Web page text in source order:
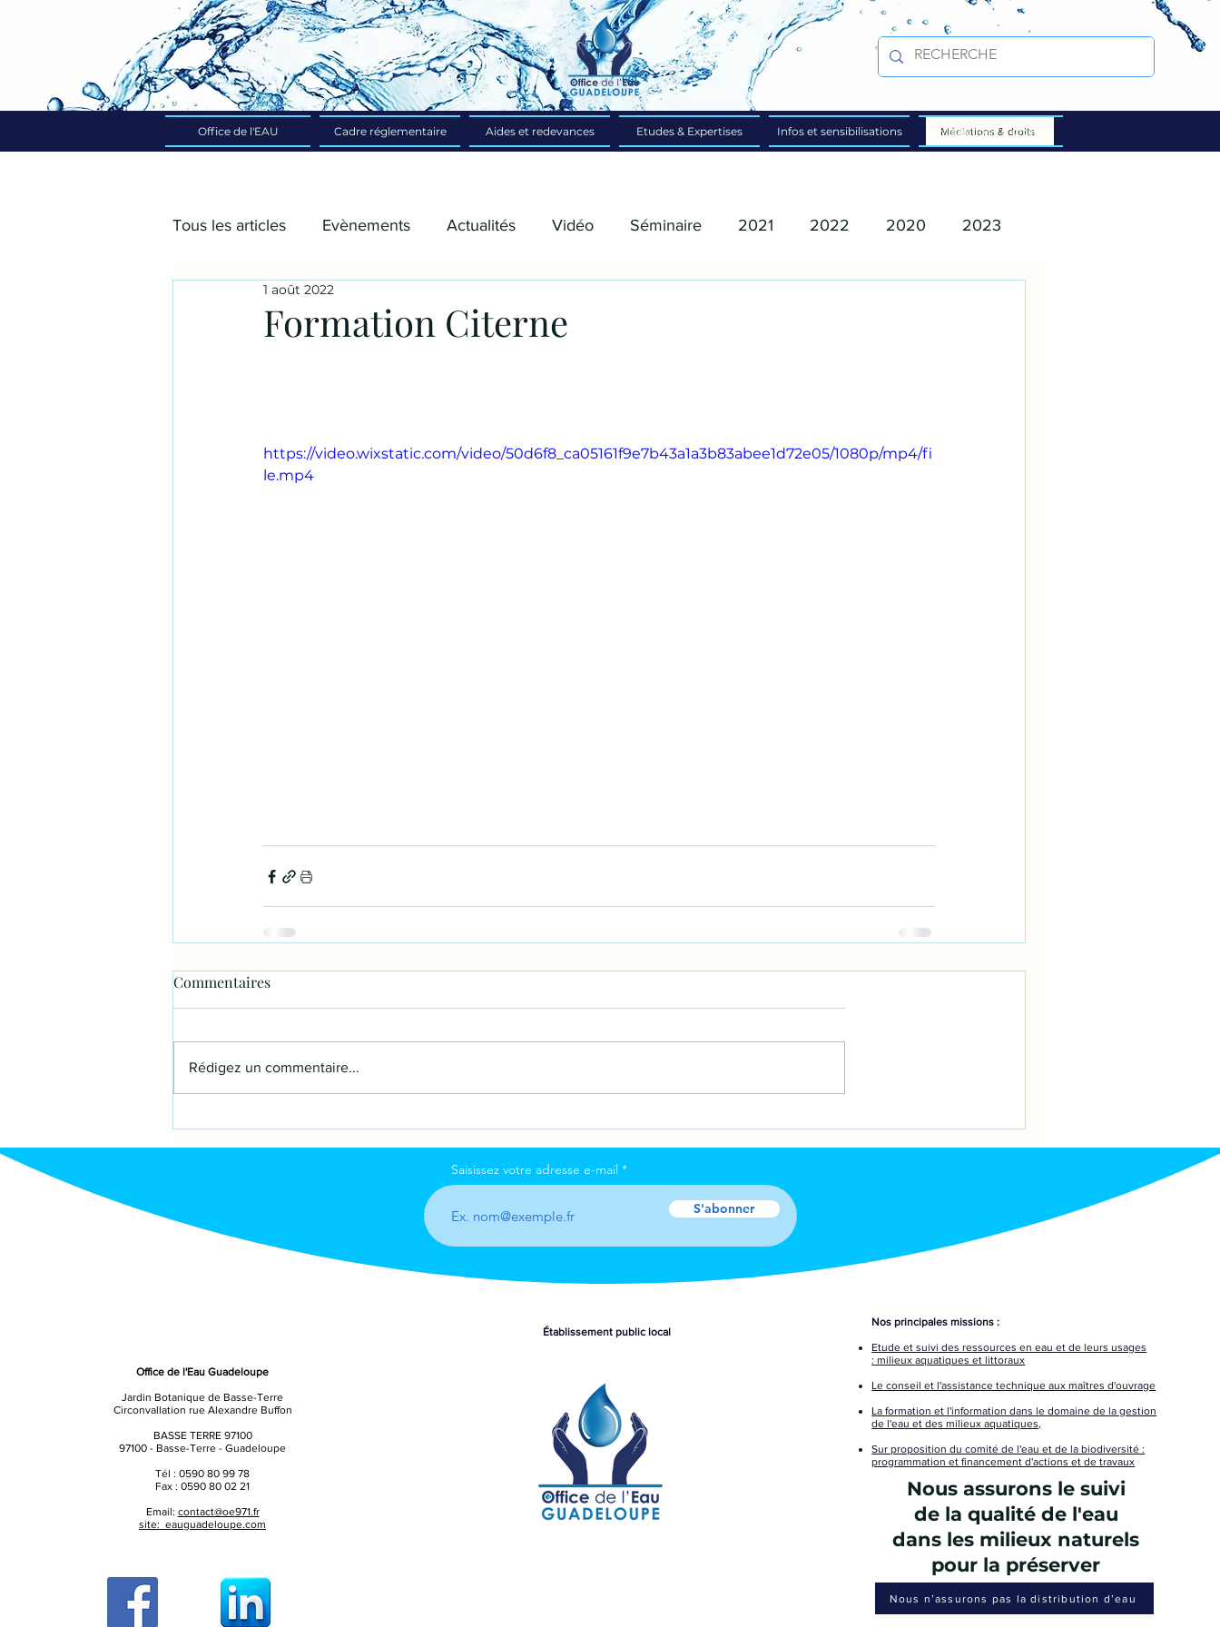
Médiations & droits
Office de l'EAU Cadre réglementaire Aides et redevances Etudes & Expertises Infos et sensibilisations Médiations & droits
Tous les articles Evènements Actualités Vidéo Séminaire 2021 2022 2020 2023
2025
Formation Citerne
1 août 2022
https://video.wixstatic.com/video/50d6f8_ca05161f9e7b43a1a3b83abee1d72e05/1080p/mp4/fi
le.mp4
Commentaires
Rédigez un commentaire...
Saisissez votre adresse e-mail
S'abonner
Office de l'Eau Guadeloupe
Jardin Botanique de Basse-Terre
Circonvallation rue Alexandre Buffon
BASSE TERRE 97100
97100 - Basse-Terre - Guadeloupe
Tél : 0590 80 99 78
Fax : 0590 80 02 21
Email: contact@oe971.fr
site: eauguadeloupe.com
Établissement public local
Nos principales missions :
Etude et suivi des ressources en eauet de leurs usages
: milieuxaquatiques et littoraux
Le conseil et l'assistance technique aux maîtres d'ouvrage
La formation et l'information dans le domaine de la gestion
de l'eau et des milieux aquatiques,
Sur proposition du comité de l'eau et de la biodiversité :
programmation et financement d'actions et de travaux
Nous assurons le suivi
de la qualité de l'eau
dans les milieux naturels
pour la préserver
Nous n’assurons pas la distribution d’eau